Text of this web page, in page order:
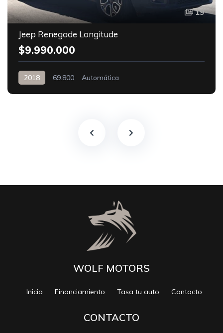
19
Jeep Renegade Longitude
$9.990.000
2018 69.800 Automática
WOLF MOTORS
Inicio Financiamiento Tasa tu auto Contacto
CONTACTO